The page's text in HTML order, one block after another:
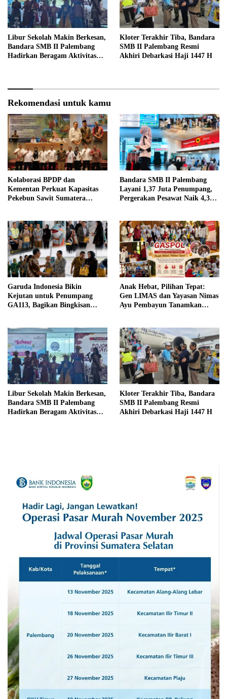
Libur Sekolah Makin Berkesan,
Bandara SMB II Palembang
Hadirkan Beragam Aktivitas
Kloter Terakhir Tiba, Bandara
SMB II Palembang Resmi
Akhiri Debarkasi Haji 1447 H
Rekomendasi untuk kamu
Kolaborasi BPDP dan
Kementan Perkuat Kapasitas
Pekebun Sawit Sumatera
Bandara SMB II Palembang
Layani 1,37 Juta Penumpang,
Pergerakan Pesawat Naik 4,3
Garuda Indonesia Bikin
Kejutan untuk Penumpang
GA113, Bagikan Bingkisan
Anak Hebat, Pilihan Tepat:
Gen LIMAS dan Yayasan Nimas
Ayu Pembayun Tanamkan
Libur Sekolah Makin Berkesan,
Bandara SMB II Palembang
Hadirkan Beragam Aktivitas
Kloter Terakhir Tiba, Bandara
SMB II Palembang Resmi
Akhiri Debarkasi Haji 1447 H